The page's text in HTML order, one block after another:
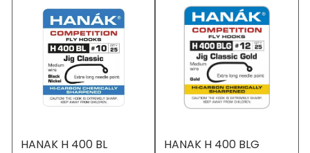
HANAK H 400 BL HANAK H 400 BLG